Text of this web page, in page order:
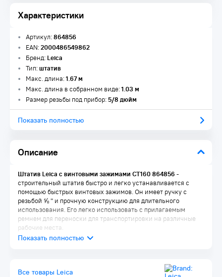
Характеристики
Описание
Артикул:864856
EAN:2000486549862
Бренд:Leica
Тип:штатив
Макс. длина:1.67 м
Макс. длина в собранном виде:1.03 м
Размер резьбы под прибор:5/8 дюйм
Показать полностью
Штатив Leica с винтовыми зажимами CT160 864856 -
строительный штатив быстро и легко устанавливается с
помощью быстрых винтовых зажимов. Он имеет ручку с
резьбой ⅝ " и прочную конструкцию для длительного
использования. Его легко использовать с прилагаемым
ремнем для переноски для транспортировки на различные
рабочие места.
Все товары Leica